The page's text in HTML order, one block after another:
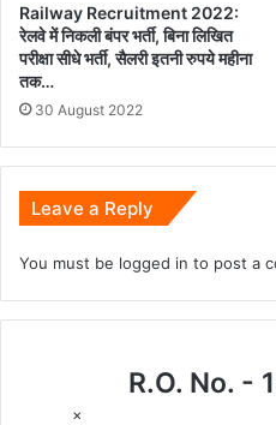
Railway Recruitment 2022:
रेलवे में निकली बंपर भर्ती, बिना लिखित
परीक्षा सीधे भर्ती, सैलरी इतनी रुपये महीना
तक…
30 August 2022
Leave a Reply
You must be logged in to post a
R.O. No. -
×